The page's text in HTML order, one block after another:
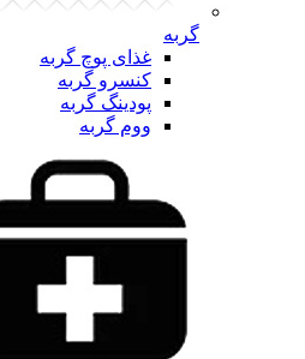
گربه
غذای پوچ گربه
کنسرو گربه
پودینگ گربه
ووم گربه